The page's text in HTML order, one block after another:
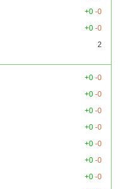
+0 -0
+0 -0
2
+0 -0
+0 -0
+0 -0
+0 -0
+0 -0
+0 -0
+0 -0